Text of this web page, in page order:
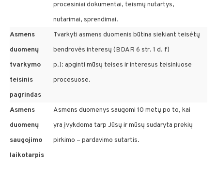
procesiniai dokumentai, teismų nutartys,
nutarimai, sprendimai.
Asmens
duomenų
tvarkymo
teisinis
pagrindas
Tvarkyti asmens duomenis būtina siekiant teisėtų
bendrovės interesų (BDAR 6 str. 1 d. f)
p.): apginti mūsų teises ir interesus teisiniuose
procesuose.
Asmens
duomenų
saugojimo
laikotarpis
Asmens duomenys saugomi 10 metų po to, kai
yra įvykdoma tarp Jūsų ir mūsų sudaryta prekių
pirkimo – pardavimo sutartis.